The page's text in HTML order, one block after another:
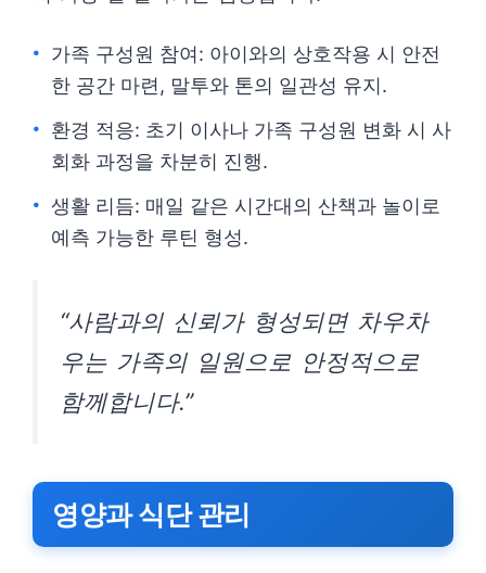
가족 구성원 참여: 아이와의 상호작용 시 안전
한 공간 마련, 말투와 톤의 일관성 유지.
환경 적응: 초기 이사나 가족 구성원 변화 시 사
회화 과정을 차분히 진행.
생활 리듬: 매일 같은 시간대의 산책과 놀이로
예측 가능한 루틴 형성.
“사람과의 신뢰가 형성되면 차우차
우는 가족의 일원으로 안정적으로
함께합니다.”
영양과 식단 관리